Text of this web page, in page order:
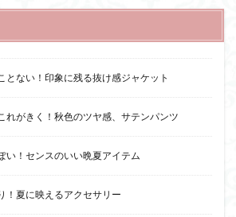
とない！印象に残る抜け感ジャケット
れがきく！秋色のツヤ感、サテンパンツ
い！センスのいい晩夏アイテム
！夏に映えるアクセサリー